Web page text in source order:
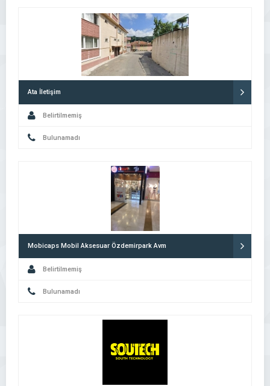
Ata İletişim
Belirtilmemiş
Bulunamadı
Mobicaps Mobil Aksesuar Özdemirpark Avm
Belirtilmemiş
Bulunamadı